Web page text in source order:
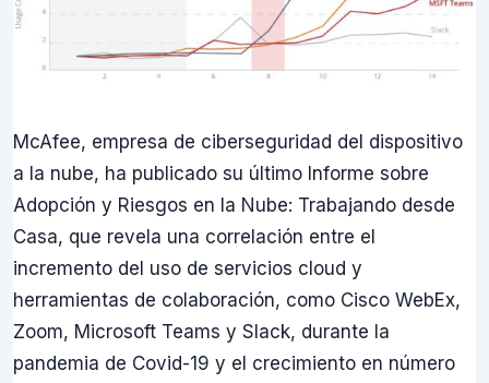
McAfee, empresa de ciberseguridad del dispositivo
a la nube, ha publicado su último Informe sobre
Adopción y Riesgos en la Nube: Trabajando desde
Casa, que revela una correlación entre el
incremento del uso de servicios cloud y
herramientas de colaboración, como Cisco WebEx,
Zoom, Microsoft Teams y Slack, durante la
pandemia de Covid-19 y el crecimiento en número